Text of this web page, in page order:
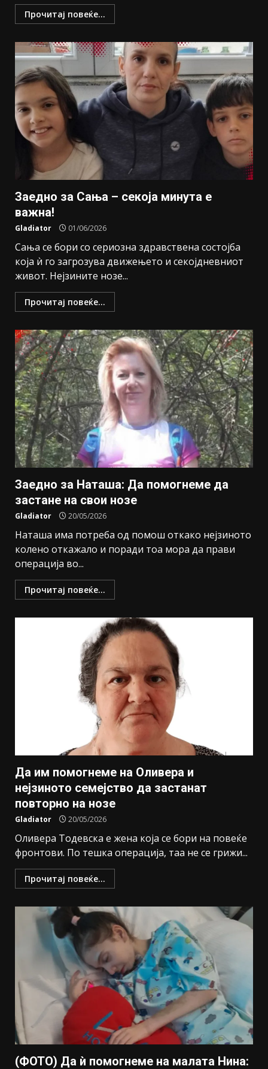
Прочитај повеќе...
Заедно за Сања – секоја минута е
важна!
Gladiator 01/06/2026
Сања се бори со сериозна здравствена состојба
која ѝ го загрозува движењето и секојдневниот
живот. Нејзините нозе...
Прочитај повеќе...
Заедно за Наташа: Да помогнеме да
застане на свои нозе
Gladiator 20/05/2026
Наташа има потреба од помош откако нејзиното
колено откажало и поради тоа мора да прави
операција во...
Прочитај повеќе...
Да им помогнеме на Оливера и
нејзиното семејство да застанат
повторно на нозе
Gladiator 20/05/2026
Оливера Тодевска е жена која се бори на повеќе
фронтови. По тешка операција, таа не се грижи...
Прочитај повеќе...
(ФОТО) Да ѝ помогнеме на малата Нина: